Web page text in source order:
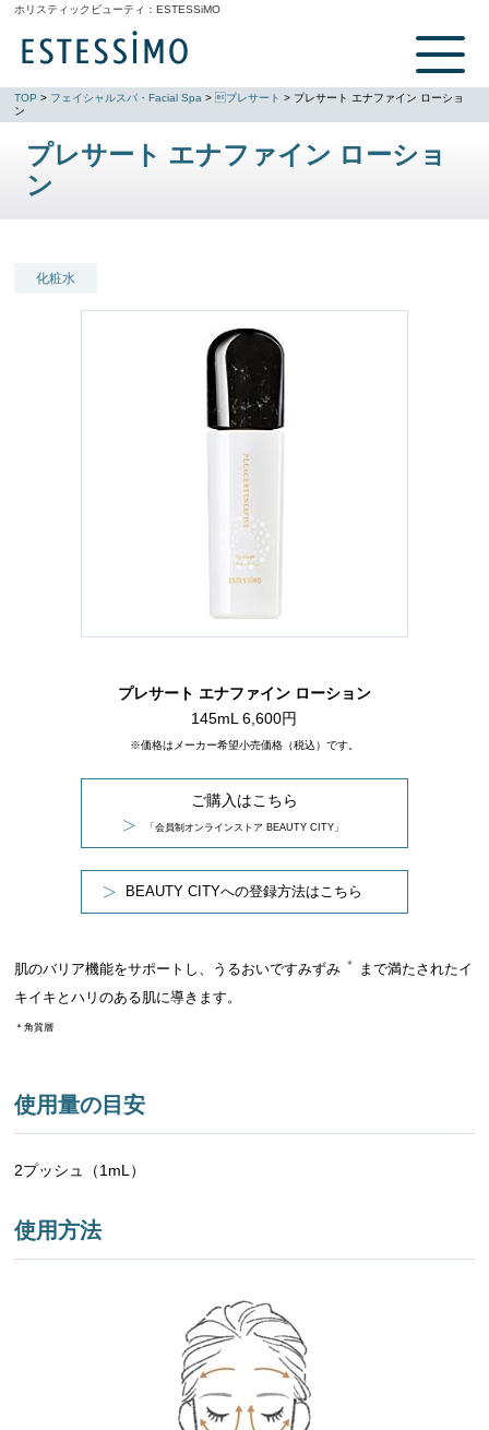
ホリスティックビューティ：ESTESSiMO
TOP > フェイシャルスパ・Facial Spa >プレサート > プレサート エナファイン ローショ
ン
プレサート エナファイン ローショ
ン
化粧水
プレサート エナファイン ローション
145mL 6,600円
※価格はメーカー希望小売価格（税込）です。
ご購入はこちら
「会員制オンラインストア BEAUTY CITY」
BEAUTY CITYへの登録方法はこちら
肌のバリア機能をサポートし、うるおいですみずみ ＊
まで満たされたイ
キイキとハリのある肌に導きます。
＊角質層
使用量の目安
2プッシュ（1mL）
使用方法